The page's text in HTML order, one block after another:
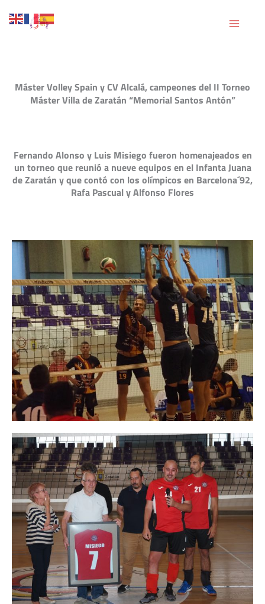
Ir
al
Máster Volley Spain y CV Alcalá, campeones del II Torneo
Máster Villa de Zaratán “Memorial Santos Antón”
Fernando Alonso y Luis Misiego fueron homenajeados en
un torneo que reunió a nueve equipos en el Infanta Juana
de Zaratán y que contó con los olímpicos en Barcelona´92,
Rafa Pascual y Alfonso Flores